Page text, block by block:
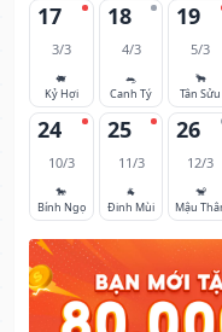
17
3/3
🐖
Kỷ Hợi
18
4/3
🐀
Canh Tý
19
5/3
🐂
Tân Sửu
24
10/3
🐎
Bính Ngọ
25
11/3
🐐
Đinh Mùi
26
12/3
🐒
Mậu